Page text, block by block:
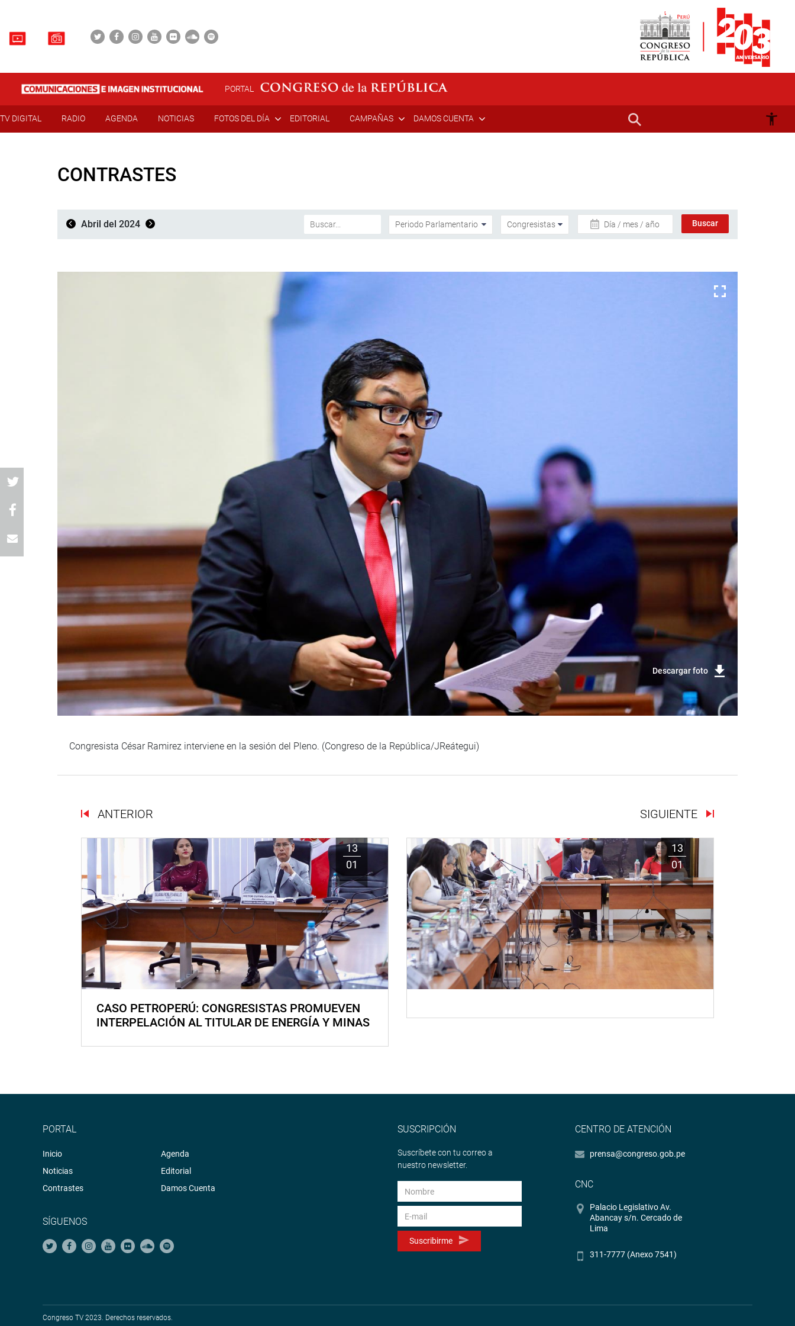
PORTAL
TV DIGITAL RADIO AGENDA NOTICIAS FOTOS DEL DÍA EDITORIAL CAMPAÑAS DAMOS CUENTA
CONTRASTES
Abril del 2024 Día / mes / año
Descargar foto
Congresista César Ramirez interviene en la sesión del Pleno. (Congreso de la República/JReátegui)
ANTERIOR SIGUIENTE
13
01
CASO PETROPERÚ: CONGRESISTAS PROMUEVEN
INTERPELACIÓN AL TITULAR DE ENERGÍA Y MINAS
13
01
PORTAL
Inicio
Noticias
Contrastes
Agenda
Editorial
Damos Cuenta
SÍGUENOS
SUSCRIPCIÓN
Suscríbete con tu correo a
nuestro newsletter.
Suscribirme
CENTRO DE ATENCIÓN
prensa@congreso.gob.pe
CNC
Palacio Legislativo Av.
Abancay s/n. Cercado de
Lima
311-7777 (Anexo 7541)
Congreso TV 2023. Derechos reservados.